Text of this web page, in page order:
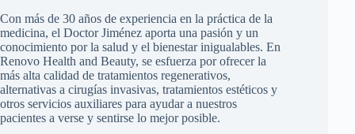
Con más de 30 años de experiencia en la práctica de la
medicina, el Doctor Jiménez aporta una pasión y un
conocimiento por la salud y el bienestar inigualables. En
Renovo Health and Beauty, se esfuerza por ofrecer la
más alta calidad de tratamientos regenerativos,
alternativas a cirugías invasivas, tratamientos estéticos y
otros servicios auxiliares para ayudar a nuestros
pacientes a verse y sentirse lo mejor posible.